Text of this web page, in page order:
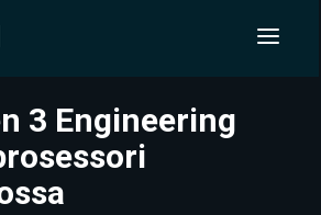
3 Engineering